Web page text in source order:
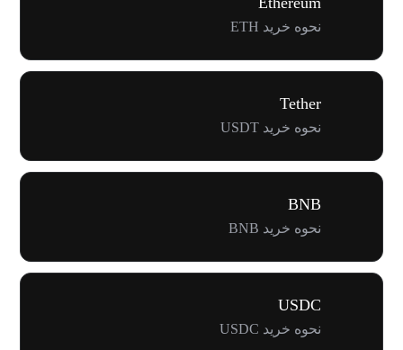
نحوه خرید ETH
Tether
نحوه خرید USDT
BNB
نحوه خرید BNB
USDC
نحوه خرید USDC